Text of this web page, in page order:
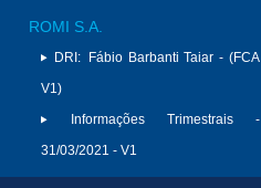
ROMI S.A.
DRI:
Fábio Barbanti Taiar - (FCA
V1)
Informações Trimestrais -
31/03/2021 - V1